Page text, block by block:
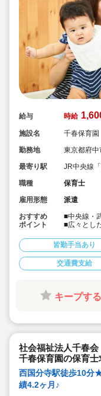
給与 時給
施設名
千春保育園
勤務地
東京都府
最寄り駅
JR中央線
職種
保育士
雇用形態
派遣
おすすめ
ポイント
■中央線・
■広々とし
保育園！
■キララサ
皆勤手当あり
交通費支給
キープする
社会福祉法人千春会
千春保育園の保育士
西国分寺駅徒歩10
績4.2ヶ月♪